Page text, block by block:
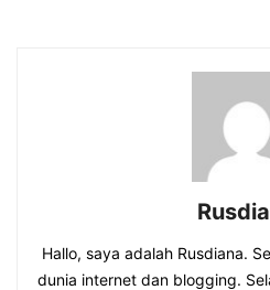
Hallo, saya adalah Rusdiana.
dunia internet dan blogging.